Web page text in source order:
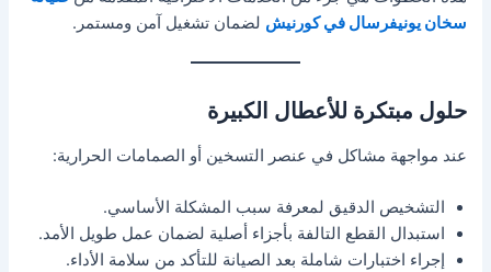
سخان يونيفرسال في كورنيش لضمان تشغيل آمن ومستمر.
حلول مبتكرة للأعطال الكبيرة
عند مواجهة مشاكل في عنصر التسخين أو الصمامات الحرارية:
التشخيص الدقيق لمعرفة سبب المشكلة الأساسي.
استبدال القطع التالفة بأجزاء أصلية لضمان عمل طويل الأمد.
إجراء اختبارات شاملة بعد الصيانة للتأكد من سلامة الأداء.